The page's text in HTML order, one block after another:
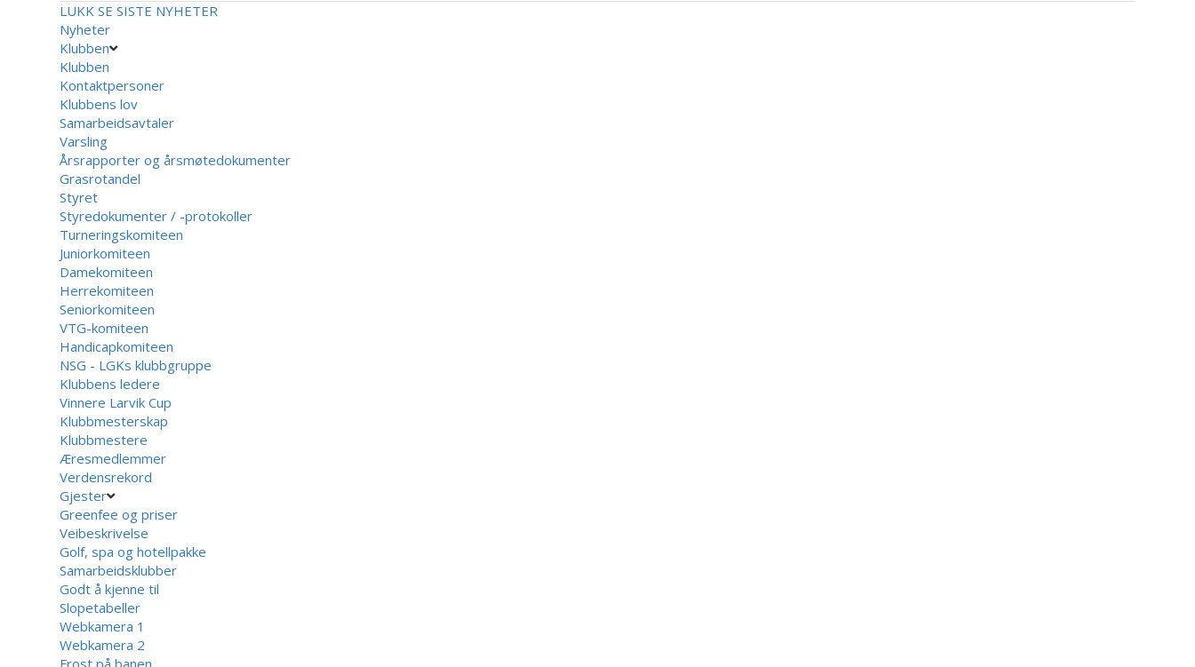
LUKK SE SISTE NYHETER
Nyheter
Klubben
Klubben
Kontaktpersoner
Klubbens lov
Samarbeidsavtaler
Varsling
Årsrapporter og årsmøtedokumenter
Grasrotandel
Styret
Styredokumenter / -protokoller
Turneringskomiteen
Juniorkomiteen
Damekomiteen
Herrekomiteen
Seniorkomiteen
VTG-komiteen
Handicapkomiteen
NSG - LGKs klubbgruppe
Klubbens ledere
Vinnere Larvik Cup
Klubbmesterskap
Klubbmestere
Æresmedlemmer
Verdensrekord
Gjester
Greenfee og priser
Veibeskrivelse
Golf, spa og hotellpakke
Samarbeidsklubber
Godt å kjenne til
Slopetabeller
Webkamera 1
Webkamera 2
Frost på banen